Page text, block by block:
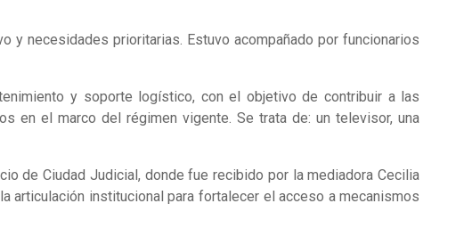
y necesidades prioritarias. Estuvo acompañado por funcionarios
y soporte logístico, con el objetivo de contribuir a las
en el marco del régimen vigente. Se trata de: un televisor, una
de Ciudad Judicial, donde fue recibido por la mediadora Cecilia
articulación institucional para fortalecer el acceso a mecanismos